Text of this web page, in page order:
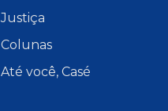
Justiça
Colunas
Até você, Casé